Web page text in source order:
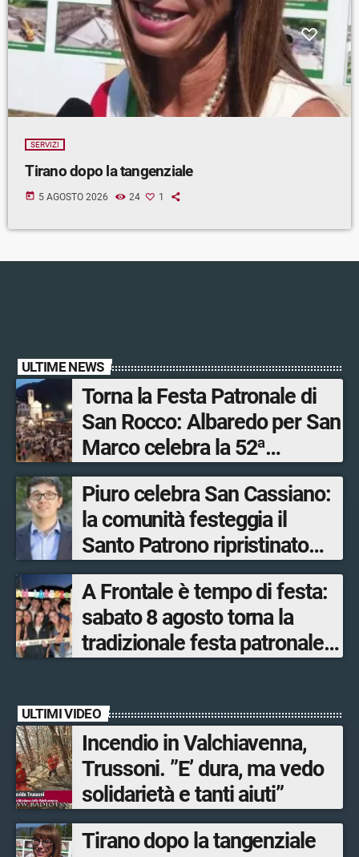
SERVIZI
Tirano dopo la tangenziale
today 5 AGOSTO 2026 24 1
ULTIME NEWS
Torna la Festa Patronale di
San Rocco: Albaredo per San
Marco celebra la 52ª
edizione della sua
manifestazione più sentita
Piuro celebra San Cassiano:
la comunità festeggia il
Santo Patrono ripristinato
dopo quattro secoli
A Frontale è tempo di festa:
sabato 8 agosto torna la
tradizionale festa patronale
musica dal vivo
ULTIMI VIDEO
Incendio in Valchiavenna,
Trussoni. ”E’ dura, ma vedo
solidarietà e tanti aiuti”
Tirano dopo la tangenziale